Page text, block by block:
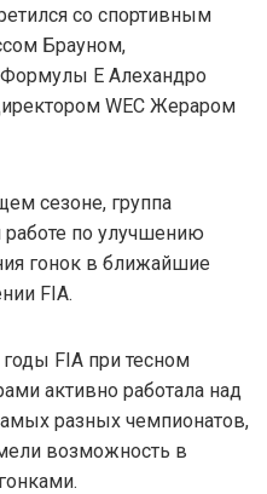
со спортивным
Брауном,
E Алехандро
WEC Жераром
сезоне, группа
работе по улучшению
гонок в ближайшие
FIA.
FIA при тесном
активно работала над
разных чемпионатов,
возможность в